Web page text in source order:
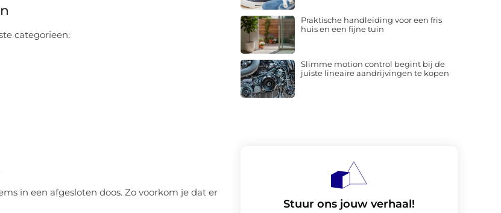
categorieen:
in een afgesloten doos. Zo voorkom je dat er
Praktische handleiding voor een fris
huis en een fijne tuin
Slimme motion control begint bij de
juiste lineaire aandrijvingen te kopen
Stuur ons jouw verhaal!